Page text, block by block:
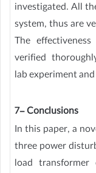
investigated. All
system, thus are
The
verified
lab experiment
7- Conclusions
In this paper, a
three power
load